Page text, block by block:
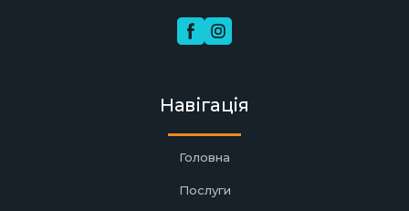
Навігація
Головна
Послуги